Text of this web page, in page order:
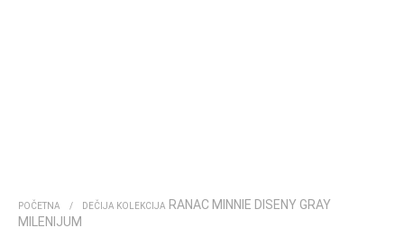
POČETNA / DEČIJA KOLEKCIJA RANAC MINNIE DISENY GRAY
MILENIJUM